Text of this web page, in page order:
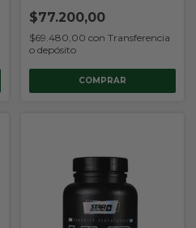
$77.200,00
$69.480,00 con Transferencia
o depósito